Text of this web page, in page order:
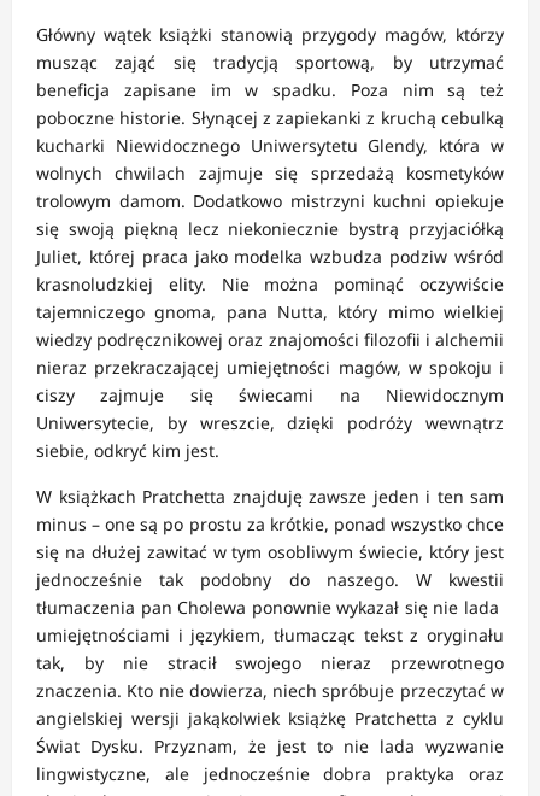
Główny wątek książki stanowią przygody magów, którzy
musząc zająć się tradycją sportową, by utrzymać
beneficja zapisane im w spadku. Poza nim są też
poboczne historie. Słynącej z zapiekanki z kruchą cebulką
kucharki Niewidocznego Uniwersytetu Glendy, która w
wolnych chwilach zajmuje się sprzedażą kosmetyków
trolowym damom. Dodatkowo mistrzyni kuchni opiekuje
się swoją piękną lecz niekoniecznie bystrą przyjaciółką
Juliet, której praca jako modelka wzbudza podziw wśród
krasnoludzkiej elity. Nie można pominąć oczywiście
tajemniczego gnoma, pana Nutta, który mimo wielkiej
wiedzy podręcznikowej oraz znajomości filozofii i alchemii
nieraz przekraczającej umiejętności magów, w spokoju i
ciszy zajmuje się świecami na Niewidocznym
Uniwersytecie, by wreszcie, dzięki podróży wewnątrz
siebie, odkryć kim jest.
W książkach Pratchetta znajduję zawsze jeden i ten sam
minus – one są po prostu za krótkie, ponad wszystko chce
się na dłużej zawitać w tym osobliwym świecie, który jest
jednocześnie tak podobny do naszego. W kwestii
tłumaczenia pan Cholewa ponownie wykazał się nie lada
umiejętnościami i językiem, tłumacząc tekst z oryginału
tak, by nie stracił swojego nieraz przewrotnego
znaczenia. Kto nie dowierza, niech spróbuje przeczytać w
angielskiej wersji jakąkolwiek książkę Pratchetta z cyklu
Świat Dysku. Przyznam, że jest to nie lada wyzwanie
lingwistyczne, ale jednocześnie dobra praktyka oraz